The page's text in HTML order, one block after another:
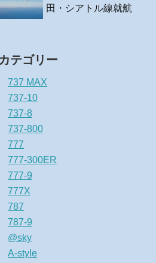
田・シアトル線就航
カテゴリー
737 MAX
737-10
737-8
737-800
777
777-300ER
777-9
777X
787
787-9
@sky
A-style